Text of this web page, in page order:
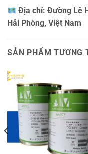
Địa chỉ:Đường Lê
Hải Phòng, Việt Nam
SẢN PHẨM TƯƠNG